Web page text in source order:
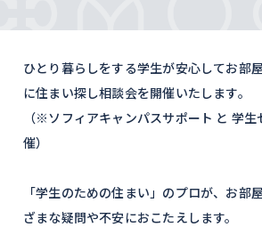
ひとり暮らしをする学生が安心してお部
に住まい探し相談会を開催いたします。
（※ソフィアキャンパスサポート と 学
催）
「学生のための住まい」のプロが、お部
ざまな疑問や不安におこたえします。